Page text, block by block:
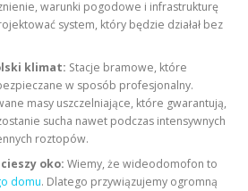
warunki pogodowe i infrastrukturę
system, który będzie działał bez
klimat: Stacje bramowe, które
w sposób profesjonalny.
masy uszczelniające, które gwarantują,
sucha nawet podczas intensywnych
roztopów.
oko: Wiemy, że wideodomofon to
domu. Dlatego przywiązujemy ogromną